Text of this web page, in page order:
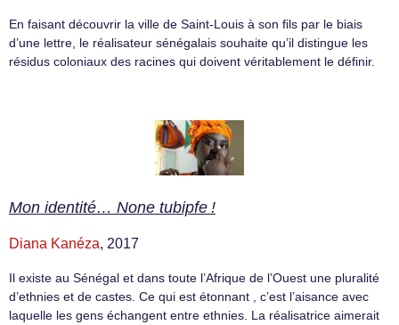
En faisant découvrir la ville de Saint-Louis à son fils par le biais
d’une lettre, le réalisateur sénégalais souhaite qu’il distingue les
résidus coloniaux des racines qui doivent véritablement le définir.
Mon identité… None tubipfe !
Diana Kanéza, 2017
Il existe au Séné­gal et dans toute l’Afrique de l’Ouest une plura­lité
d’eth­nies et de castes. Ce qui est éton­nant , c’est l’ai­sance avec
laquelle les gens échangent entre ethnies. La réalisatrice aimerait